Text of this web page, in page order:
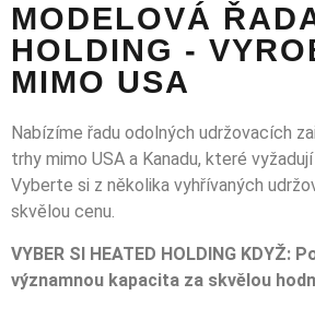
MODELOVÁ
HOLDING -
MIMO USA
Nabízíme řadu odolných udržovacích
trhy mimo USA a Kanadu, které
Vyberte si z několika vyhřívaných
skvělou cenu.
VYBER SI HEATED HOLDING KDYŽ:
významnou kapacita za skvělou